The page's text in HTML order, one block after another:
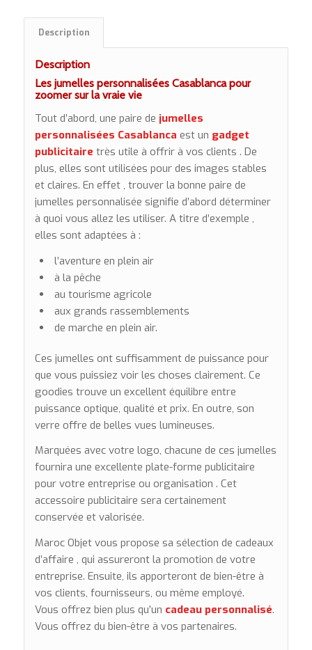
Description
Description
Les jumelles personnalisées Casablanca pour
zoomer sur la vraie vie
Tout d’abord, une paire de jumelles
personnalisées Casablanca est un gadget
publicitaire très utile à offrir à vos clients . De
plus, elles sont utilisées pour des images stables
et claires. En effet , trouver la bonne paire de
jumelles personnalisée signifie d’abord déterminer
à quoi vous allez les utiliser. A titre d’exemple ,
elles sont adaptées à :
l’aventure en plein air
à la pêche
au tourisme agricole
aux grands rassemblements
de marche en plein air.
Ces jumelles ont suffisamment de puissance pour
que vous puissiez voir les choses clairement. Ce
goodies trouve un excellent équilibre entre
puissance optique, qualité et prix. En outre, son
verre offre de belles vues lumineuses.
Marquées avec votre logo, chacune de ces jumelles
fournira une excellente plate-forme publicitaire
pour votre entreprise ou organisation . Cet
accessoire publicitaire sera certainement
conservée et valorisée.
Maroc Objet vous propose sa sélection de cadeaux
d’affaire , qui assureront la promotion de votre
entreprise. Ensuite, ils apporteront de bien-être à
vos clients, fournisseurs, ou même employé.
Vous offrez bien plus qu’un cadeau personnalisé.
Vous offrez du bien-être à vos partenaires.